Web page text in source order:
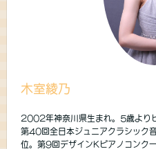
木室綾乃
2002年神奈川県生まれ。5歳より
第40回全日本ジュニアクラシック
位。第9回デザインKピアノコンク